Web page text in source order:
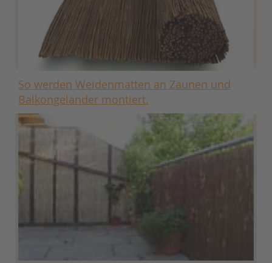
So werden Weidenmatten an Zäunen und
Balkongeländer montiert.